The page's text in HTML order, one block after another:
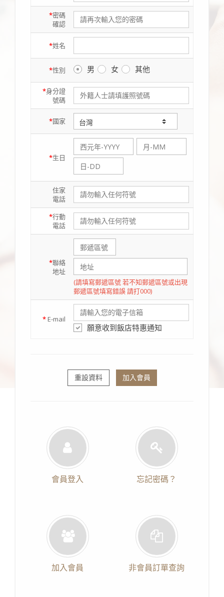
*密碼
確認
*姓名
*性別 男 女 其他
*身分證
號碼
*國家
*生日
住家
電話
*行動
電話
*聯絡
地址
(請填寫郵遞區號 若不知郵遞區號或出現
郵遞區號填寫錯誤 請打000)
* E-mail
願意收到飯店特惠通知
重設資料 加入會員
會員登入 忘記密碼？
加入會員 非會員訂單查詢